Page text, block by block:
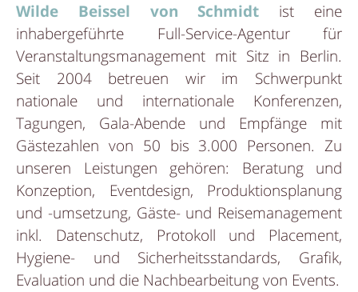
Wilde Beissel von Schmidt ist eine
inhabergeführte Full-Service-Agentur für
Veranstaltungsmanagement mit Sitz in Berlin.
Seit 2004 betreuen wir im Schwerpunkt
nationale und internationale Konferenzen,
Tagungen, Gala-Abende und Empfänge mit
Gästezahlen von 50 bis 3.000 Personen. Zu
unseren Leistungen gehören: Beratung und
Konzeption, Eventdesign, Produktionsplanung
und -umsetzung, Gäste- und Reisemanagement
inkl. Datenschutz, Protokoll und Placement,
Hygiene- und Sicherheitsstandards, Grafik,
Evaluation und die Nachbearbeitung von Events.